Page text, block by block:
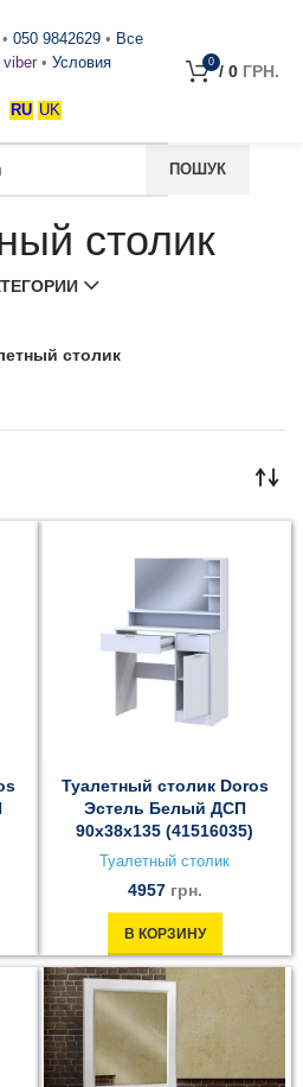
• 050 9842629 • Все
viber • Условия
RU UK
0 / 0 ГРН.
столик
столик
Туалетный столик Doros
Эстель Белый ДСП
90х38х135 (41516035)
Туалетный столик
4957 грн.
В КОРЗИНУ